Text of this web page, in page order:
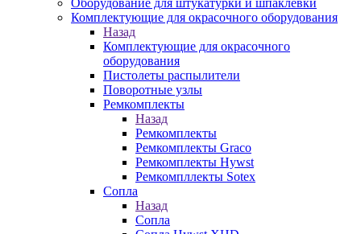
Оборудование для штукатурки и шпаклевки
Комплектующие для окрасочного оборудования
Назад
Комплектующие для окрасочного
оборудования
Пистолеты распылители
Поворотные узлы
Ремкомплекты
Назад
Ремкомплекты
Ремкомплекты Graco
Ремкомплекты Hywst
Ремкомпллекты Sotex
Сопла
Назад
Сопла